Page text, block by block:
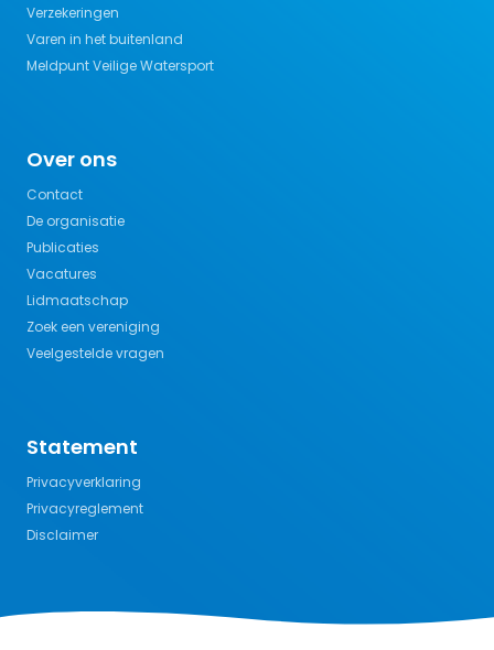
Verzekeringen
Varen in het buitenland
Meldpunt Veilige Watersport
Over ons
Contact
De organisatie
Publicaties
Vacatures
Lidmaatschap
Zoek een vereniging
Veelgestelde vragen
Statement
Privacyverklaring
Privacyreglement
Disclaimer